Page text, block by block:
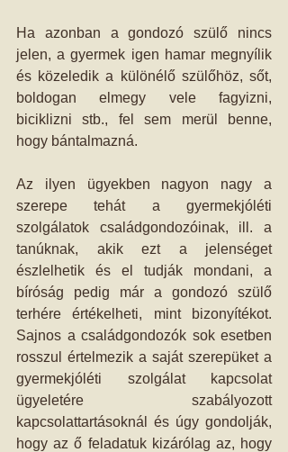
Ha azonban a gondozó szülő nincs
jelen, a gyermek igen hamar megnyílik
és közeledik a különélő szülőhöz, sőt,
boldogan elmegy vele fagyizni,
biciklizni stb., fel sem merül benne,
hogy bántalmazná.
Az ilyen ügyekben nagyon nagy a
szerepe tehát a gyermekjóléti
szolgálatok családgondozóinak, ill. a
tanúknak, akik ezt a jelenséget
észlelhetik és el tudják mondani, a
bíróság pedig már a gondozó szülő
terhére értékelheti, mint bizonyítékot.
Sajnos a családgondozók sok esetben
rosszul értelmezik a saját szerepüket a
gyermekjóléti szolgálat kapcsolat
ügyeletére szabályozott
kapcsolattartásoknál és úgy gondolják,
hogy az ő feladatuk kizárólag az, hogy